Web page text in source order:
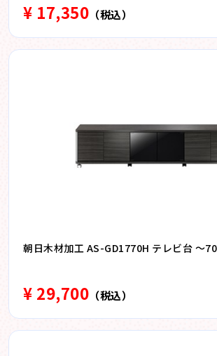
¥ 17,350 （税込）
朝日木材加工 AS-GD1770H テレビ台 〜
¥ 29,700 （税込）